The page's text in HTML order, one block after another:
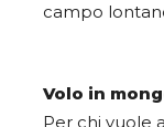
campo
Volo in
Per chi vuole